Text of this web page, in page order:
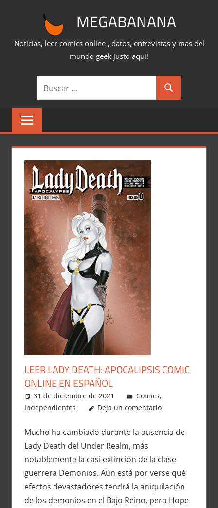
MEGABANANA
Noticias, leer comics online , datos, entrevistas y mas del
mundo geek justo aqui!
Buscar:
Buscar
LEER LADY DEATH: APOCALIPSIS COMIC
ONLINE EN ESPAÑOL
31 de diciembre de 2021 Carlitox Banana
Comics,
Independientes
Deja un comentario
Mucho ha cambiado durante la ausencia de
Lady Death del Under Realm, más
notablemente la casi extinción de la clase
guerrera Demonios. Aún está por verse qué
efectos devastadores tendrá la aniquilación
de los demonios en el Bajo Reino, pero Hope